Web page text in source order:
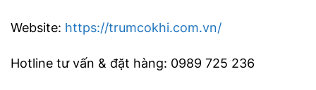
Website: https://trumcokhi.com.vn/
Hotline tư vấn & đặt hàng: 0989 725 236